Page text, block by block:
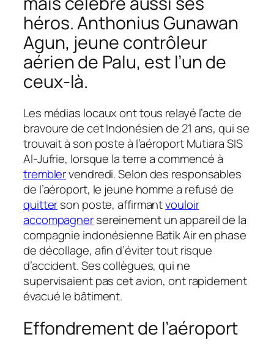
héros. Anthonius Gunawan
Agun, jeune contrôleur
aérien de Palu, est l’un de
ceux-là.
Les médias locaux ont tous relayé l’acte de
bravoure de cet Indonésien de 21 ans, qui se
trouvait à son poste à l’aéroport Mutiara SIS
Al-Jufrie, lorsque la terre a commencé à
tremblervendredi. Selon des responsables
de l’aéroport, le jeune homme a refusé de
quitterson poste, affirmantvouloir
accompagnersereinement un appareil de la
compagnie indonésienne Batik Air en phase
de décollage, afin d’éviter tout risque
d’accident. Ses collègues, qui ne
supervisaient pas cet avion, ont rapidement
évacué le bâtiment.
Effondrement de l’aéroport